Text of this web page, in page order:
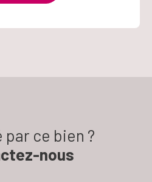
par ce bien ?
nous